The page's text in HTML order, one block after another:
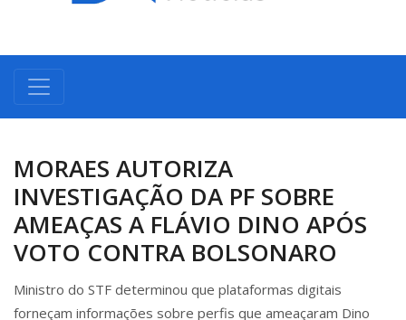
MORAES AUTORIZA
INVESTIGAÇÃO DA PF SOBRE
AMEAÇAS A FLÁVIO DINO APÓS
VOTO CONTRA BOLSONARO
Ministro do STF determinou que plataformas digitais
forneçam informações sobre perfis que ameaçaram Dino